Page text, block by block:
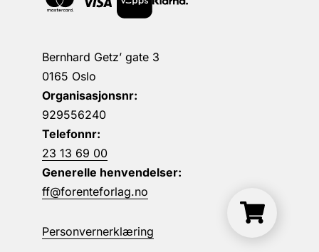
Bernhard Getz’ gate 3
0165 Oslo
Organisasjonsnr:
929556240
Telefonnr:
23 13 69 00
Generelle henvendelser:
ff@forenteforlag.no
Personvernerklæring